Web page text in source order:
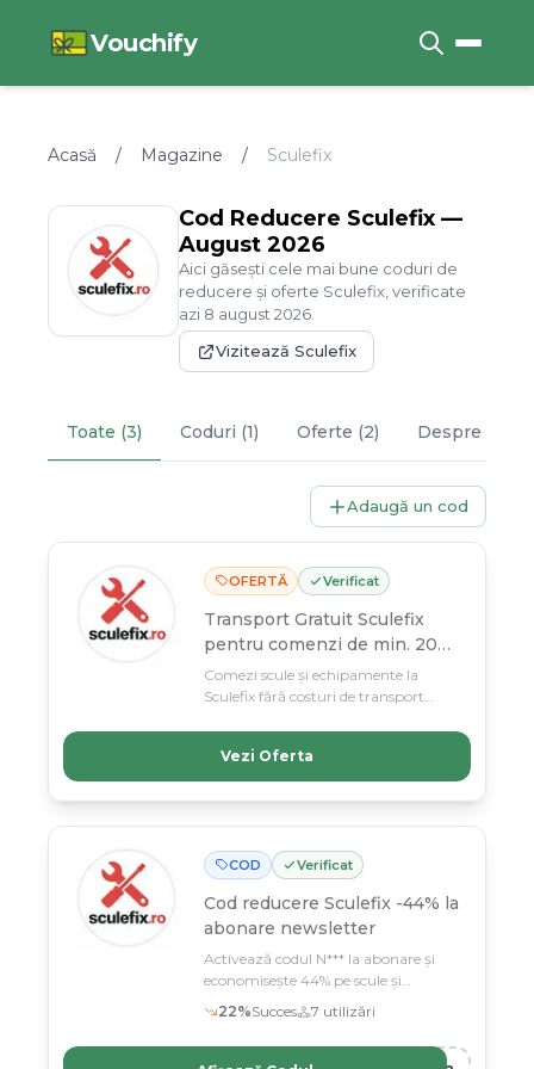
Vouchify
Acasă / Magazine / Sculefix
Cod Reducere Sculefix —
August 2026
Aici găsești cele mai bune coduri de
reducere și oferte Sculefix , verificate
azi 8 august 2026
Vizitează Sculefix
Toate (3) Coduri (1) Oferte (2) Despre
Adaugă un cod
OFERTĂ Verificat
Transport Gratuit Sculefix
pentru comenzi de min. 200
lei
Comezi scule și echipamente la
Sculefix fără costuri de transport
gratuită și construiește-ți proiectul
perfect la preț redus!
Vezi Oferta
COD Verificat
Cod reducere Sculefix -44% la
abonare newsletter
Activează codul N*** la abonare și
economisește 44% pe scule și
echipamente profesionale Sculefix
22%Succes 7 utilizări